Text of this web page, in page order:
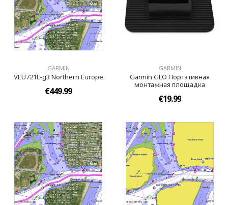
GARMIN
VEU721L-g3 Northern Europe
€449.99
GARMIN
Garmin GLO Портативная
монтажная площадка
€19.99